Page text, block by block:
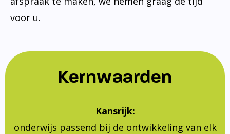
voor u.
Kernwaarden
Kansrijk:
onderwijs passend bij de ontwikkeling van elk